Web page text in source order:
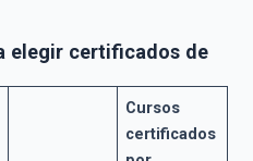
elegir certificados de
Cursos
certificados